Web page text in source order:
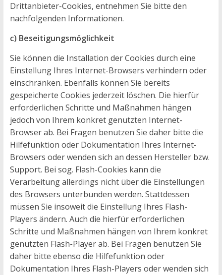
Drittanbieter-Cookies, entnehmen Sie bitte den
nachfolgenden Informationen.
c) Beseitigungsmöglichkeit
Sie können die Installation der Cookies durch eine
Einstellung Ihres Internet-Browsers verhindern oder
einschränken. Ebenfalls können Sie bereits
gespeicherte Cookies jederzeit löschen. Die hierfür
erforderlichen Schritte und Maßnahmen hängen
jedoch von Ihrem konkret genutzten Internet-
Browser ab. Bei Fragen benutzen Sie daher bitte die
Hilfefunktion oder Dokumentation Ihres Internet-
Browsers oder wenden sich an dessen Hersteller bzw.
Support. Bei sog. Flash-Cookies kann die
Verarbeitung allerdings nicht über die Einstellungen
des Browsers unterbunden werden. Stattdessen
müssen Sie insoweit die Einstellung Ihres Flash-
Players ändern. Auch die hierfür erforderlichen
Schritte und Maßnahmen hängen von Ihrem konkret
genutzten Flash-Player ab. Bei Fragen benutzen Sie
daher bitte ebenso die Hilfefunktion oder
Dokumentation Ihres Flash-Players oder wenden sich